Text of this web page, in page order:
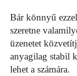
Bár könnyű
szeretne
üzenetet
anyagilag stabil
lehet a számára.